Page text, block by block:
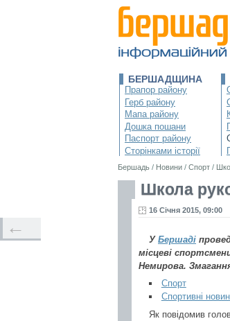
БЕРШАДЩИНА
Прапор району
Герб району
Мапа району
Дошка пошани
Паспорт району
Сторінками історії
Бершадь / Новини / Спорт /
Школа
16 Січня 2015, 09:00
У Бершаді
місцеві
Немирова.
Спорт
Спортивні
Як повідомив
←